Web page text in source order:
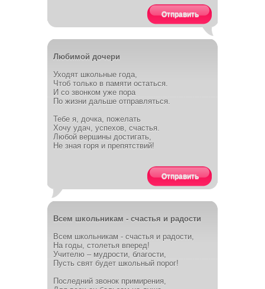
Отправить
Любимой дочери
Уходят школьные года,
Чтоб только в памяти остаться.
И со звонком уже пора
По жизни дальше отправляться.
Тебе я, дочка, пожелать
Хочу удач, успехов, счастья.
Любой вершины достигать,
Не зная горя и препятствий!
Отправить
Всем школьникам - счастья и радости
Всем школьникам - счастья и радости,
На годы, столетья вперед!
Учителю – мудрости, благости,
Пусть свят будет школьный порог!
Последний звонок примирения,